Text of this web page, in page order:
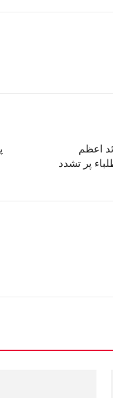
اعظم
پر تشدد